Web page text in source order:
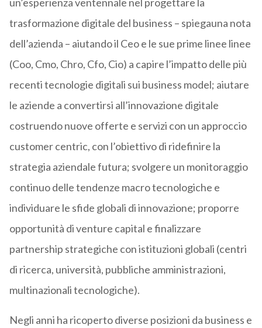
un’esperienza ventennale nel progettare la
trasformazione digitale del business – spiegauna nota
dell’azienda – aiutando il Ceo e le sue prime linee linee
(Coo, Cmo, Chro, Cfo, Cio) a capire l’impatto delle più
recenti tecnologie digitali sui business model; aiutare
le aziende a convertirsi all’innovazione digitale
costruendo nuove offerte e servizi con un approccio
customer centric, con l’obiettivo di ridefinire la
strategia aziendale futura; svolgere un monitoraggio
continuo delle tendenze macro tecnologiche e
individuare le sfide globali di innovazione; proporre
opportunità di venture capital e finalizzare
partnership strategiche con istituzioni globali (centri
di ricerca, università, pubbliche amministrazioni,
multinazionali tecnologiche).
Negli anni ha ricoperto diverse posizioni da business e